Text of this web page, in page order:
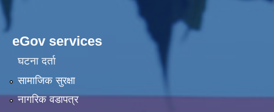
eGov services
घटना दर्ता
सामाजिक सुरक्षा
नागरिक वडापत्र